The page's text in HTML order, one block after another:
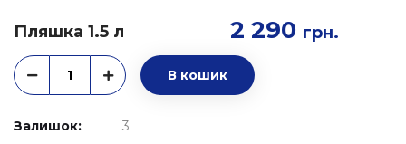
Пляшка 1.5 л 2 290 грн.
В кошик
Залишок:
3